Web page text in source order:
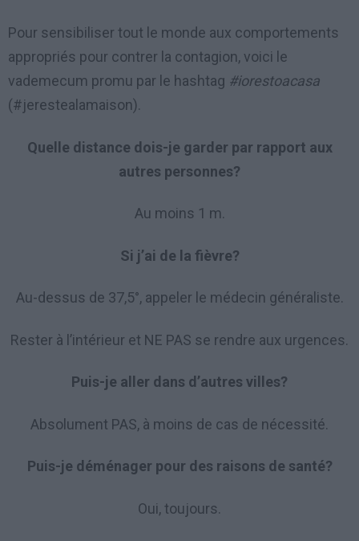
Pour sensibiliser tout le monde aux comportements
appropriés pour contrer la contagion, voici le
vademecum promu par le hashtag #iorestoacasa
(#jerestealamaison).
Quelle distance dois-je garder par rapport aux
autres personnes?
Au moins 1 m.
Si j’ai de la fièvre?
Au-dessus de 37,5°, appeler le médecin généraliste.
Rester à l’intérieur et NE PAS se rendre aux urgences.
Puis-je aller dans d’autres villes?
Absolument PAS, à moins de cas de nécessité.
Puis-je déménager pour des raisons de santé?
Oui, toujours.